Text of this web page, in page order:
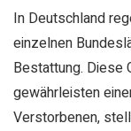
In Deutschland
einzelnen
Bestattung. Diese
gewährleisten
Verstorbenen,